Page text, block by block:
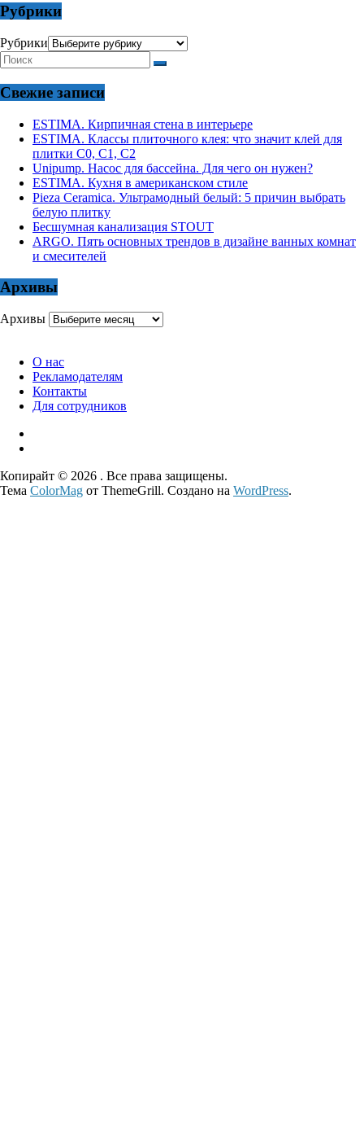
Рубрики
Рубрики
Свежие записи
ESTIMA. Кирпичная стена в интерьере
ESTIMA. Классы плиточного клея: что значит клей для
плитки С0, С1, С2
Unipump. Насос для бассейна. Для чего он нужен?
ESTIMA. Кухня в американском стиле
Pieza Ceramica. Ультрамодный белый: 5 причин выбрать
белую плитку
Бесшумная канализация STOUT
ARGO. Пять основных трендов в дизайне ванных комнат
и смесителей
Архивы
Архивы
О нас
Рекламодателям
Контакты
Для сотрудников
Копирайт © 2026 . Все права защищены.
Тема ColorMag от ThemeGrill. Создано на WordPress.